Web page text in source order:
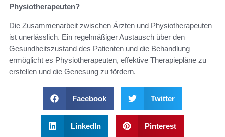
Physiotherapeuten?
Die Zusammenarbeit zwischen Ärzten und Physiotherapeuten
ist unerlässlich. Ein regelmäßiger Austausch über den
Gesundheitszustand des Patienten und die Behandlung
ermöglicht es Physiotherapeuten, effektive Therapiepläne zu
erstellen und die Genesung zu fördern.
Facebook Twitter
LinkedIn Pinterest